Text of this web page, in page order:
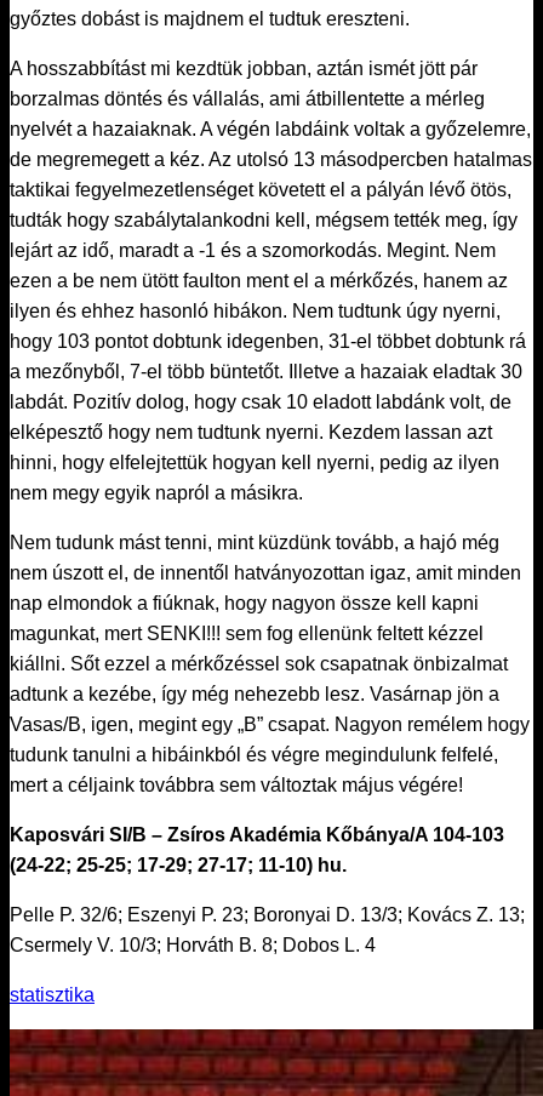
győztes dobást is majdnem el tudtuk ereszteni.
A hosszabbítást mi kezdtük jobban, aztán ismét jött pár
borzalmas döntés és vállalás, ami átbillentette a mérleg
nyelvét a hazaiaknak. A végén labdáink voltak a győzelemre,
de megremegett a kéz. Az utolsó 13 másodpercben hatalmas
taktikai fegyelmezetlenséget követett el a pályán lévő ötös,
tudták hogy szabálytalankodni kell, mégsem tették meg, így
lejárt az idő, maradt a -1 és a szomorkodás. Megint. Nem
ezen a be nem ütött faulton ment el a mérkőzés, hanem az
ilyen és ehhez hasonló hibákon. Nem tudtunk úgy nyerni,
hogy 103 pontot dobtunk idegenben, 31-el többet dobtunk rá
a mezőnyből, 7-el több büntetőt. Illetve a hazaiak eladtak 30
labdát. Pozitív dolog, hogy csak 10 eladott labdánk volt, de
elképesztő hogy nem tudtunk nyerni. Kezdem lassan azt
hinni, hogy elfelejtettük hogyan kell nyerni, pedig az ilyen
nem megy egyik napról a másikra.
Nem tudunk mást tenni, mint küzdünk tovább, a hajó még
nem úszott el, de innentől hatványozottan igaz, amit minden
nap elmondok a fiúknak, hogy nagyon össze kell kapni
magunkat, mert SENKI!!! sem fog ellenünk feltett kézzel
kiállni. Sőt ezzel a mérkőzéssel sok csapatnak önbizalmat
adtunk a kezébe, így még nehezebb lesz. Vasárnap jön a
Vasas/B, igen, megint egy „B” csapat. Nagyon remélem hogy
tudunk tanulni a hibáinkból és végre megindulunk felfelé,
mert a céljaink továbbra sem változtak május végére!
Kaposvári SI/B – Zsíros Akadémia Kőbánya/A 104-103
(24-22; 25-25; 17-29; 27-17; 11-10) hu.
Pelle P. 32/6; Eszenyi P. 23; Boronyai D. 13/3; Kovács Z. 13;
Csermely V. 10/3; Horváth B. 8; Dobos L. 4
statisztika